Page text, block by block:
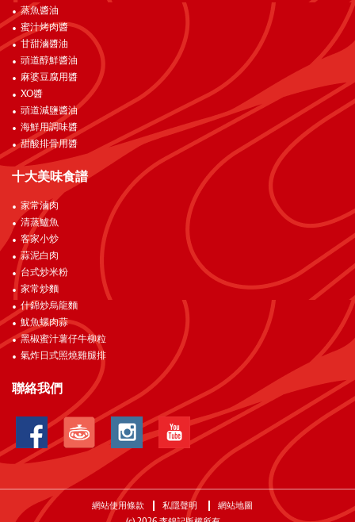
蒸魚醬油
蜜汁烤肉醬
甘甜滷醬油
頭道醇鮮醬油
麻婆豆腐用醬
XO醬
頭道減鹽醬油
海鮮用調味醬
甜酸排骨用醬
十大美味食譜
家常滷肉
清蒸鱸魚
客家小炒
蒜泥白肉
台式炒米粉
家常炒麵
什錦炒烏龍麵
魷魚螺肉蒜
黑椒蜜汁薯仔牛柳粒
氣炸日式照燒雞腿排
聯絡我們
網站使用條款 私隱聲明
網站地圖